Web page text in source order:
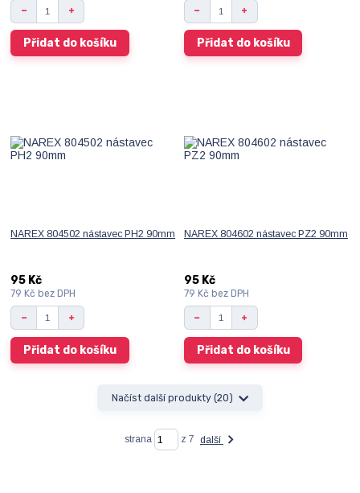
Přidat do košíku Přidat do košíku
NAREX 804502 nástavec PH2 90mm
95 Kč
79 Kč bez DPH
Přidat do košíku
NAREX 804602 nástavec PZ2 90mm
95 Kč
79 Kč bez DPH
Přidat do košíku
Načíst další produkty (20)
strana z 7 další